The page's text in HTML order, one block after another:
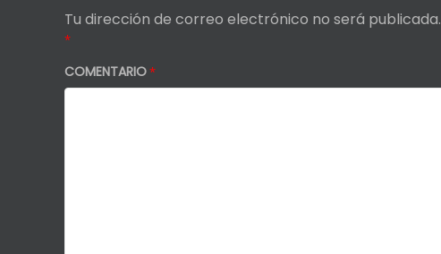
Tu dirección de correo electrónico no será publicada.
*
COMENTARIO*